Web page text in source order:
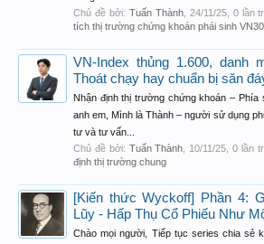
Chủ đề bởi: Tuấn Thành, 24/11/25, 0 lần
tích thị trường chứng khoán phái sinh VN30
VN-Index thủng 1.600, danh
Thoát chạy hay chuẩn bị săn
Nhận định thị trường chứng khoán – Phía
anh em, Mình là Thành – người sử dụng
tư và tư vấn...
Chủ đề bởi: Tuấn Thành 10/11/25 , 0 lần
định thị trường chung
[Kiến thức Wyckoff] Phần 4:
Lũy - Hấp Thụ Cổ Phiếu Như
Chào mọi người, Tiếp tục series chia sẻ